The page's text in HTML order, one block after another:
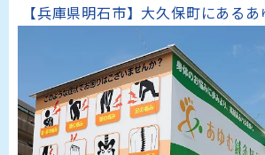
【兵庫県明石市】大久保町にある